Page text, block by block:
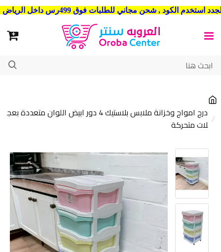
شحن مجاني للطلبات فوق 499رس داخل الرياض . وشحن الي جميع مدن المملكة العربية السعودية
درج امواج وخزانة ملابس بلاستيك 4 دور ابيض اللوان متعددة بعج
لات متحركة